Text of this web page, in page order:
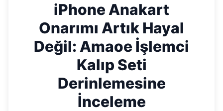
iPhone Anakart
Onarımı Artık Hayal
Değil: Amaoe İşlemci
Kalıp Seti
Derinlemesine
İnceleme